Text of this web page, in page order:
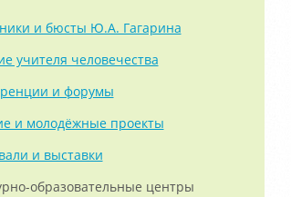
и бюсты Ю.А. Гагарина
учителя человечества
и форумы
и молодёжные проекты
и выставки
образовательные центры